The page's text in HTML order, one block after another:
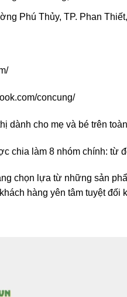
Phú Thủy, TP. Phan
concung/
dành cho mẹ và bé trên
chia làm 8 nhóm chính: từ
chọn lựa từ những sản
hàng yên tâm tuyệt đối